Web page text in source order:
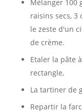
Mélanger 100
raisins secs, 3
le zeste d'un
de crème.
Etaler la pâte
rectangle,
La tartiner de
Repartir la